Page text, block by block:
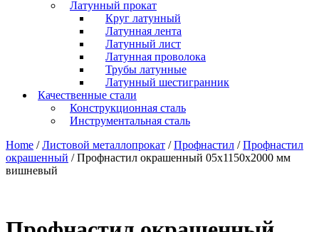
Латунный прокат
Круг латунный
Латунная лента
Латунный лист
Латунная проволока
Трубы латунные
Латунный шестигранник
Качественные стали
Конструкционная сталь
Инструментальная сталь
Home /Листовой металлопрокат /Профнастил /Профнастил
окрашенный / Профнастил окрашенный 05x1150x2000 мм
вишневый